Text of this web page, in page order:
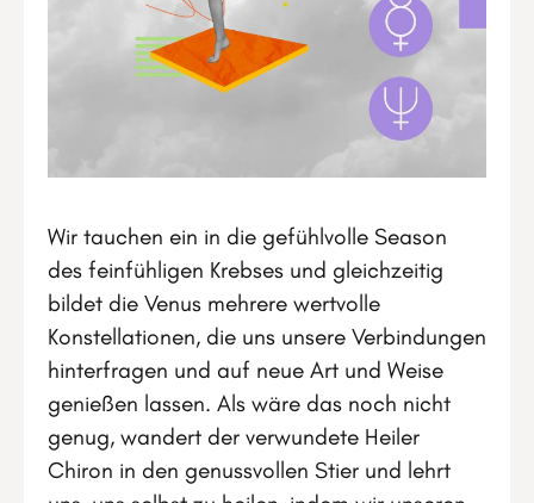
Wir tauchen ein in die gefühlvolle Season
des feinfühligen Krebses und gleichzeitig
bildet die Venus mehrere wertvolle
Konstellationen, die uns unsere Verbindungen
hinterfragen und auf neue Art und Weise
genießen lassen. Als wäre das noch nicht
genug, wandert der verwundete Heiler
Chiron in den genussvollen Stier und lehrt